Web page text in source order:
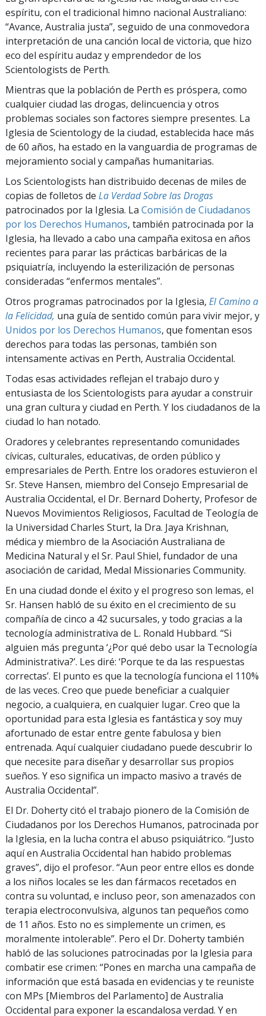
espíritu, con el tradicional himno nacional Australiano:
“Avance, Australia justa”, seguido de una conmovedora
interpretación de una canción local de victoria, que hizo
eco del espíritu audaz y emprendedor de los
Scientologists de Perth.
Mientras que la población de Perth es próspera, como
cualquier ciudad las drogas, delincuencia y otros
problemas sociales son factores siempre presentes. La
Iglesia de Scientology de la ciudad, establecida hace más
de 60 años, ha estado en la vanguardia de programas de
mejoramiento social y campañas humanitarias.
Los Scientologists han distribuido decenas de miles de
copias de folletos de La Verdad Sobre las Drogas
patrocinados por la Iglesia. La Comisión de Ciudadanos
por los Derechos Humanos, también patrocinada por la
Iglesia, ha llevado a cabo una campaña exitosa en años
recientes para parar las prácticas barbáricas de la
psiquiatría, incluyendo la esterilización de personas
consideradas “enfermos mentales”.
Otros programas patrocinados por la Iglesia, El Camino a
la Felicidad, una guía de sentido común para vivir mejor, y
Unidos por los Derechos Humanos, que fomentan esos
derechos para todas las personas, también son
intensamente activas en Perth, Australia Occidental.
Todas esas actividades reflejan el trabajo duro y
entusiasta de los Scientologists para ayudar a construir
una gran cultura y ciudad en Perth. Y los ciudadanos de la
ciudad lo han notado.
Oradores y celebrantes representando comunidades
cívicas, culturales, educativas, de orden público y
empresariales de Perth. Entre los oradores estuvieron el
Sr. Steve Hansen, miembro del Consejo Empresarial de
Australia Occidental, el Dr. Bernard Doherty, Profesor de
Nuevos Movimientos Religiosos, Facultad de Teología de
la Universidad Charles Sturt, la Dra. Jaya Krishnan,
médica y miembro de la Asociación Australiana de
Medicina Natural y el Sr. Paul Shiel, fundador de una
asociación de caridad, Medal Missionaries Community.
En una ciudad donde el éxito y el progreso son lemas, el
Sr. Hansen habló de su éxito en el crecimiento de su
compañía de cinco a 42 sucursales, y todo gracias a la
tecnología administrativa de L. Ronald Hubbard. “Si
alguien más pregunta ‘¿Por qué debo usar la Tecnología
Administrativa?’. Les diré: ‘Porque te da las respuestas
correctas’. El punto es que la tecnología funciona el 110%
de las veces. Creo que puede beneficiar a cualquier
negocio, a cualquiera, en cualquier lugar. Creo que la
oportunidad para esta Iglesia es fantástica y soy muy
afortunado de estar entre gente fabulosa y bien
entrenada. Aquí cualquier ciudadano puede descubrir lo
que necesite para diseñar y desarrollar sus propios
sueños. Y eso significa un impacto masivo a través de
Australia Occidental”.
El Dr. Doherty citó el trabajo pionero de la Comisión de
Ciudadanos por los Derechos Humanos, patrocinada por
la Iglesia, en la lucha contra el abuso psiquiátrico. “Justo
aquí en Australia Occidental han habido problemas
graves”, dijo el profesor. “Aun peor entre ellos es donde
a los niños locales se les dan fármacos recetados en
contra su voluntad, e incluso peor, son amenazados con
terapia electroconvulsiva, algunos tan pequeños como
de 11 años. Esto no es simplemente un crimen, es
moralmente intolerable”. Pero el Dr. Doherty también
habló de las soluciones patrocinadas por la Iglesia para
combatir ese crimen: “Pones en marcha una campaña de
información que está basada en evidencias y te reuniste
con MPs [Miembros del Parlamento] de Australia
Occidental para exponer la escandalosa verdad. Y en